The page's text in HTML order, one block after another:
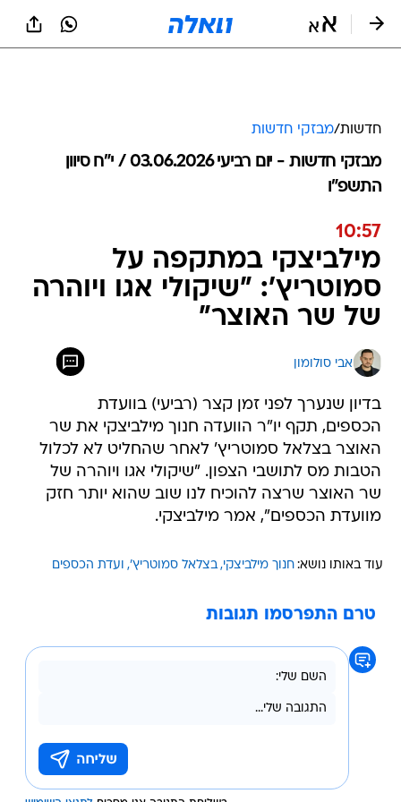
חדשות/מבזקי חדשות
מבזקי חדשות - יום רביעי 03.06.2026 / י״ח סיוון
התשפ"ו
10:57
מילביצקי במתקפה על
סמוטריץ': "שיקולי אגו ויוהרה
של שר האוצר"
אבי סולומון
בדיון שנערך לפני זמן קצר (רביעי) בוועדת
הכספים, תקף יו"ר הוועדה חנוך מילביצקי את שר
האוצר בצלאל סמוטריץ' לאחר שהחליט לא לכלול
הטבות מס לתושבי הצפון. "שיקולי אגו ויוהרה של
שר האוצר שרצה להוכיח לנו שוב שהוא יותר חזק
מוועדת הכספים", אמר מילביצקי.
עוד באותו נושא: חנוך מילביצקי בצלאל סמוטריץ' ועדת הכספים
טרם התפרסמו תגובות